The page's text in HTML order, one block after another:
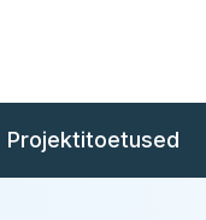
Projektitoetused